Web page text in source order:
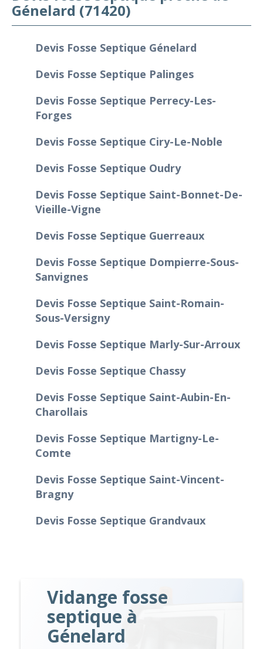
Génelard (71420)
Devis Fosse Septique Génelard
Devis Fosse Septique Palinges
Devis Fosse Septique Perrecy-Les-
Forges
Devis Fosse Septique Ciry-Le-Noble
Devis Fosse Septique Oudry
Devis Fosse Septique Saint-Bonnet-De-
Vieille-Vigne
Devis Fosse Septique Guerreaux
Devis Fosse Septique Dompierre-Sous-
Sanvignes
Devis Fosse Septique Saint-Romain-
Sous-Versigny
Devis Fosse Septique Marly-Sur-Arroux
Devis Fosse Septique Chassy
Devis Fosse Septique Saint-Aubin-En-
Charollais
Devis Fosse Septique Martigny-Le-
Comte
Devis Fosse Septique Saint-Vincent-
Bragny
Devis Fosse Septique Grandvaux
Vidange fosse
septique à
Génelard